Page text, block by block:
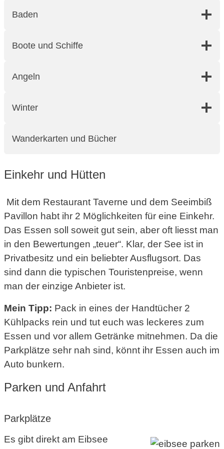
Baden
Boote und Schiffe
Angeln
Winter
Wanderkarten und Bücher
Einkehr und Hütten
Mit dem Restaurant Taverne und dem Seeimbiß
Pavillon habt ihr 2 Möglichkeiten für eine Einkehr.
Das Essen soll soweit gut sein, aber oft liesst man
in den Bewertungen „teuer“. Klar, der See ist in
Privatbesitz und ein beliebter Ausflugsort. Das
sind dann die typischen Touristenpreise, wenn
man der einzige Anbieter ist.
Mein Tipp: Pack in eines der Handtücher 2
Kühlpacks rein und tut euch was leckeres zum
Essen und vor allem Getränke mitnehmen. Da die
Parkplätze sehr nah sind, könnt ihr Essen auch im
Auto bunkern.
Parken und Anfahrt
Parkplätze
Es gibt direkt am Eibsee